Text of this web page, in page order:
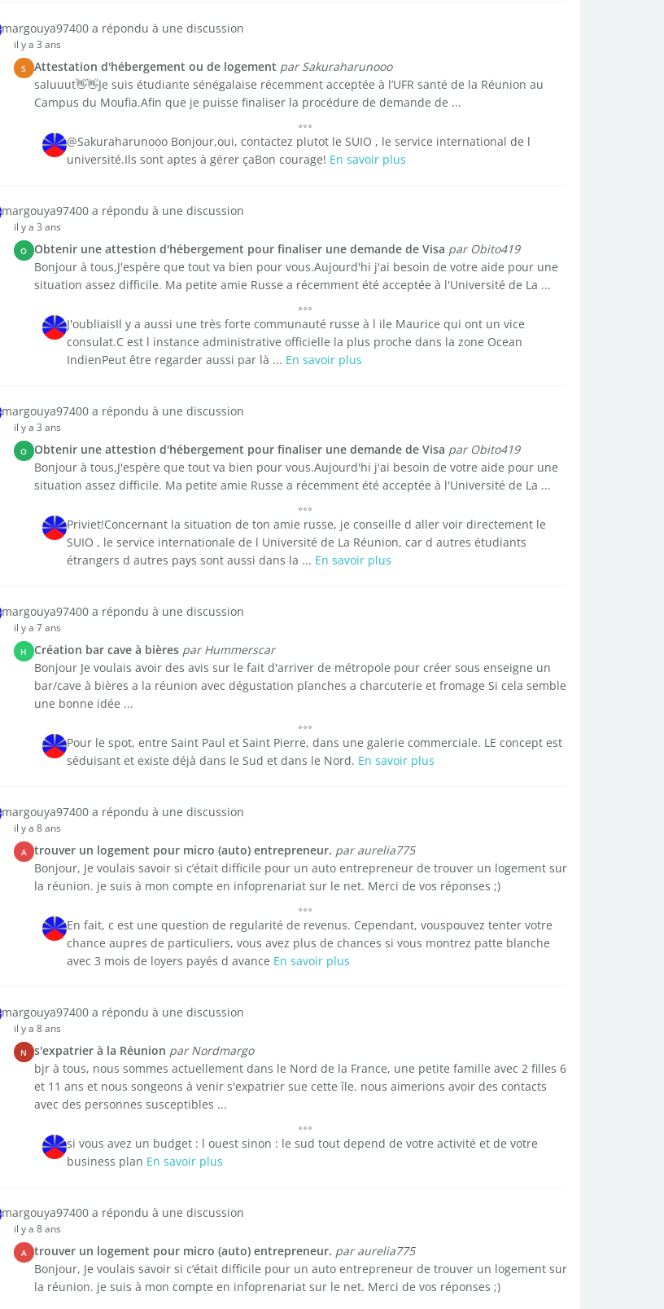
margouya97400 a répondu à une discussion
il y a 3 ans
S Attestation d'hébergement ou de logement par Sakuraharunooo
saluuut👋👋Je suis étudiante sénégalaise récemment acceptée à l’UFR santé de la Réunion au
Campus du Moufia.Afin que je puisse finaliser la procédure de demande de ...
@Sakuraharunooo Bonjour,oui, contactez plutot le SUIO , le service international de l
université.Ils sont aptes à gérer çaBon courage! En savoir plus
margouya97400 a répondu à une discussion
il y a 3 ans
O Obtenir une attestion d'hébergement pour finaliser une demande de Visa par Obito419
Bonjour à tous,J'espère que tout va bien pour vous.Aujourd'hi j'ai besoin de votre aide pour une
situation assez difficile. Ma petite amie Russe a récemment été acceptée à l'Université de La ...
J'oubliaisIl y a aussi une très forte communauté russe à l ile Maurice qui ont un vice
consulat.C est l instance administrative officielle la plus proche dans la zone Ocean
IndienPeut être regarder aussi par là ... En savoir plus
margouya97400 a répondu à une discussion
il y a 3 ans
O Obtenir une attestion d'hébergement pour finaliser une demande de Visa par Obito419
Bonjour à tous,J'espère que tout va bien pour vous.Aujourd'hi j'ai besoin de votre aide pour une
situation assez difficile. Ma petite amie Russe a récemment été acceptée à l'Université de La ...
Priviet!Concernant la situation de ton amie russe, je conseille d aller voir directement le
SUIO , le service internationale de l Université de La Réunion, car d autres étudiants
étrangers d autres pays sont aussi dans la ... En savoir plus
margouya97400 a répondu à une discussion
il y a 7 ans
H Création bar cave à bières par Hummerscar
Bonjour Je voulais avoir des avis sur le fait d'arriver de métropole pour créer sous enseigne un
bar/cave à bières a la réunion avec dégustation planches a charcuterie et fromage Si cela semble
une bonne idée ...
Pour le spot, entre Saint Paul et Saint Pierre, dans une galerie commerciale. LE concept est
séduisant et existe déjà dans le Sud et dans le Nord. En savoir plus
margouya97400 a répondu à une discussion
il y a 8 ans
A trouver un logement pour micro (auto) entrepreneur. par aurelia775
Bonjour, Je voulais savoir si c’était difficile pour un auto entrepreneur de trouver un logement sur
la réunion. je suis à mon compte en infoprenariat sur le net. Merci de vos réponses ;)
En fait, c est une question de regularité de revenus. Cependant, vouspouvez tenter votre
chance aupres de particuliers, vous avez plus de chances si vous montrez patte blanche
avec 3 mois de loyers payés d avance En savoir plus
margouya97400 a répondu à une discussion
il y a 8 ans
N s'expatrier à la Réunion par Nordmargo
bjr à tous, nous sommes actuellement dans le Nord de la France, une petite famille avec 2 filles 6
et 11 ans et nous songeons à venir s'expatrier sue cette île. nous aimerions avoir des contacts
avec des personnes susceptibles ...
si vous avez un budget : l ouest sinon : le sud tout depend de votre activité et de votre
business plan En savoir plus
margouya97400 a répondu à une discussion
il y a 8 ans
A trouver un logement pour micro (auto) entrepreneur. par aurelia775
Bonjour, Je voulais savoir si c’était difficile pour un auto entrepreneur de trouver un logement sur
la réunion. je suis à mon compte en infoprenariat sur le net. Merci de vos réponses ;)